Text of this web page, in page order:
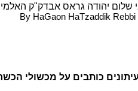
שלום יהודה גראס אבדק"ק האלמין
By HaGaon HaTzaddik
כותבים על מכשולי